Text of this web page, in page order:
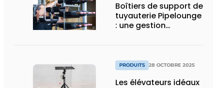
Boîtiers de support de
tuyauterie Pipelounge
: une gestion
rapide et plus soignée
PRODUITS 28 OCTOBRE 2025
Les élévateurs idéaux